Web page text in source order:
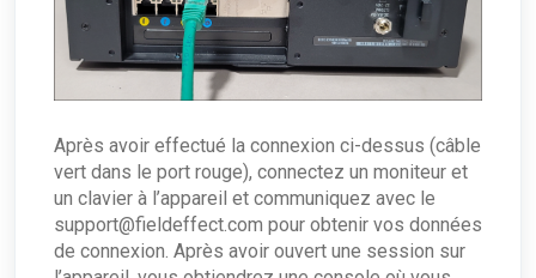
Après avoir effectué la connexion ci-dessus (câble
vert dans le port rouge), connectez un moniteur et
un clavier à l’appareil et communiquez avec le
support@fieldeffect.com pour obtenir vos données
de connexion. Après avoir ouvert une session sur